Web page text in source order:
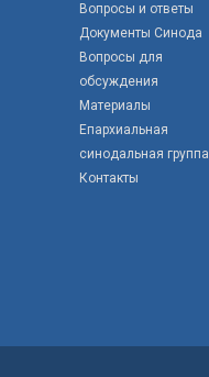
Вопросы и ответы
Документы Синода
Вопросы для
обсуждения
Материалы
Епархиальная
синодальная группа
Контакты